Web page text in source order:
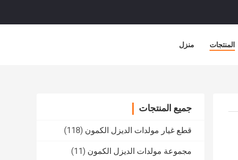
منزل المنتجات
جميع المنتجات
قطع غيار مولدات الديزل الكمون (118)
مجموعة مولدات الديزل الكمون (11)